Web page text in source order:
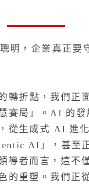
明，企業真正要
轉折點，我們正
賽局」。AI 的發
從生成式 AI 進
AI」，甚至
導者而言，這不
的重塑。我們正